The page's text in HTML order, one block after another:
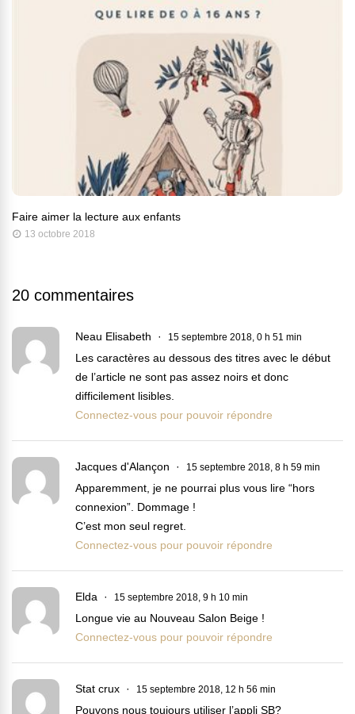
Faire aimer la lecture aux enfants
13 octobre 2018
20 commentaires
Neau Elisabeth 15 septembre 2018, 0 h 51 min
Les caractères au dessous des titres avec le début
de l’article ne sont pas assez noirs et donc
difficilement lisibles.
Connectez-vous pour pouvoir répondre
Jacques d'Alançon 15 septembre 2018, 8 h 59 min
Apparemment, je ne pourrai plus vous lire “hors
connexion”. Dommage !
C’est mon seul regret.
Connectez-vous pour pouvoir répondre
Elda 15 septembre 2018, 9 h 10 min
Longue vie au Nouveau Salon Beige !
Connectez-vous pour pouvoir répondre
Stat crux 15 septembre 2018, 12 h 56 min
Pouvons nous toujours utiliser l’appli SB?